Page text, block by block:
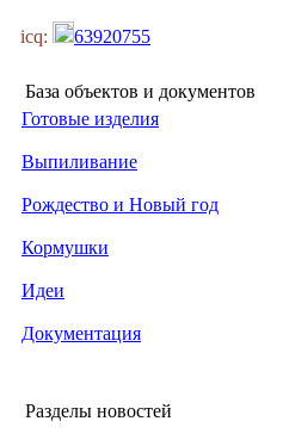
icq: 63920755
База объектов и документов
Готовые изделия
Выпиливание
Рождество и Новый год
Кормушки
Идеи
Документация
Разделы новостей